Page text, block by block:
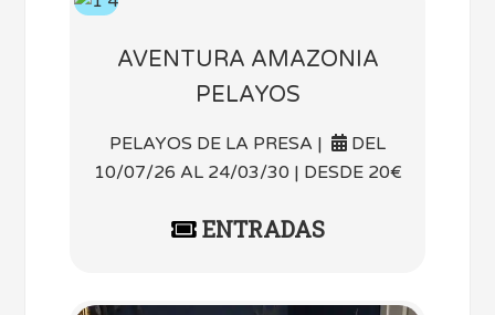
AVENTURA AMAZONIA
PELAYOS
PELAYOS DE LA PRESA |
DEL
10/07/26 AL 24/03/30 | DESDE 20€
ENTRADAS